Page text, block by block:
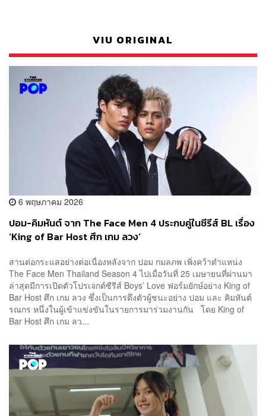
VIU ORIGINAL
6 พฤษภาคม 2026
ปอม-คิมหันต์ จาก The Face Men 4 ประกบคู่ในซีรีส์ BL เรื่อง
‘King of Bar Host ศึก เกม ลวง’
สานต่อกระแสอย่างต่อเนื่องหลังจาก ปอม กมลภพ เพิ่งคว้าตำแหน่ง
The Face Men Thailand Season 4 ไปเมื่อวันที่ 25 เมษายนที่ผ่านมา
ล่าสุดมีการเปิดตัวโปรเจกต์ซีรีส์ Boys’ Love ฟอร์มยักษ์อย่าง King of
Bar Host ศึก เกม ลวง ซึ่งเป็นการดึงตัวผู้ชนะอย่าง ปอม และ คิมหันต์
รณกร หนึ่งในผู้เข้าแข่งขันในรายการมาร่วมงานกัน โดย King of
Bar Host ศึก เกม ลว...